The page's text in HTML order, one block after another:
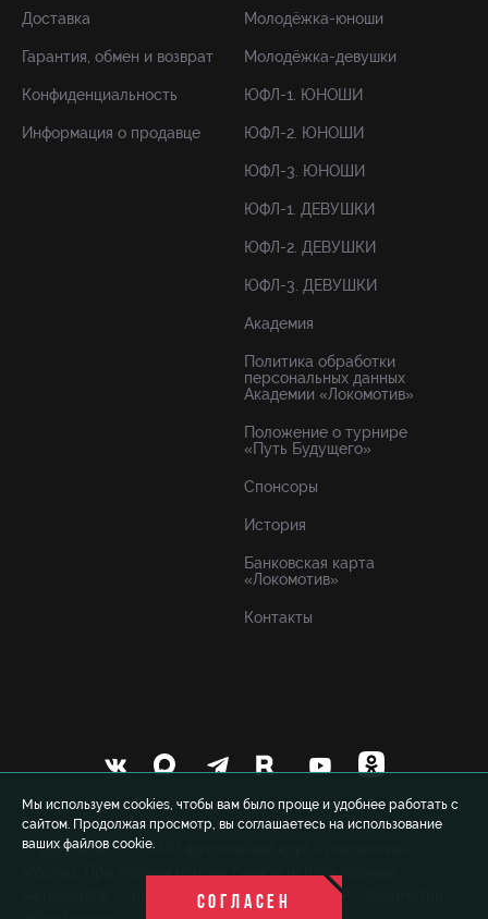
Мы используем cookies, чтобы вам было проще и удобнее работать с
сайтом. Продолжая просмотр, вы соглашаетесь на использование
ваших файлов cookie.
СОГЛАСЕН
Доставка
Гарантия, обмен и возврат
Конфиденциальность
Информация о продавце
Молодёжка-юноши
Молодёжка-девушки
ЮФЛ-1. ЮНОШИ
ЮФЛ-2. ЮНОШИ
ЮФЛ-3. ЮНОШИ
ЮФЛ-1. ДЕВУШКИ
ЮФЛ-2. ДЕВУШКИ
ЮФЛ-3. ДЕВУШКИ
Академия
Политика обработки
персональных данных
Академии «Локомотив»
Положение о турнире
«Путь Будущего»
Спонсоры
История
Банковская карта
«Локомотив»
Контакты
© 1999-2026 FCLM.RU Футбольный клуб «Локомотив»
Москва. При полном или частичном использовании
материалов ссылка на официальный сайт ФК «Локомотив»